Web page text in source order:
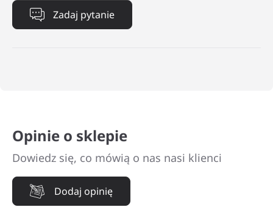
Zadaj pytanie
Opinie o sklepie
Dowiedz się, co mówią o nas nasi klienci
Dodaj opinię